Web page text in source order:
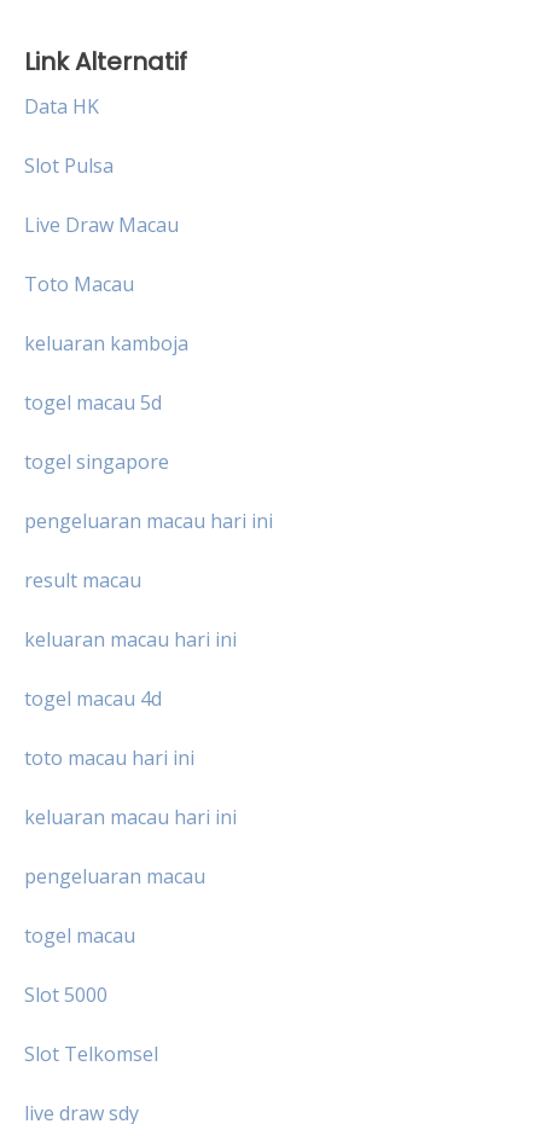
Link Alternatif
Data HK
Slot Pulsa
Live Draw Macau
Toto Macau
keluaran kamboja
togel macau 5d
togel singapore
pengeluaran macau hari ini
result macau
keluaran macau hari ini
togel macau 4d
toto macau hari ini
keluaran macau hari ini
pengeluaran macau
togel macau
Slot 5000
Slot Telkomsel
live draw sdy